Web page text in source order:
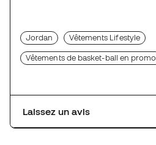
Jordan Vêtements Lifestyle
Vêtements de basket-ball en promo
Laissez un avis